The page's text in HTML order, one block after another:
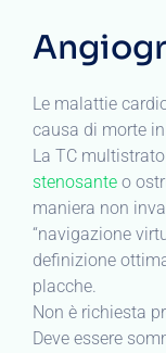
Le malattie
causa di morte
La TC
stenosante o
maniera non
“navigazione
definizione
placche.
Non è richiesta
Deve essere